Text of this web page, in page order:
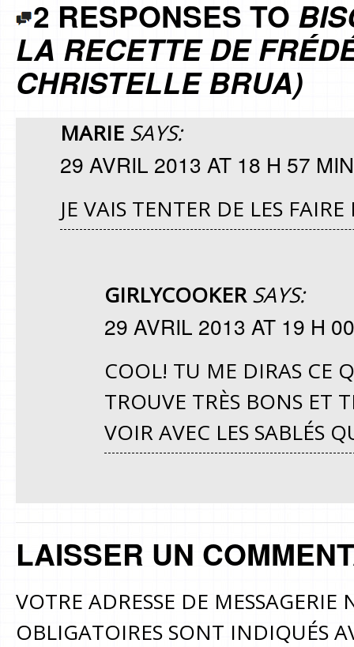
2 RESPONSES TO
LA RECETTE DE
CHRISTELLE BRUA)
MARIE SAYS:
29 AVRIL 2013 AT 18 H 57 MIN
JE VAIS TENTER DE LES
GIRLYCOOKER SAYS:
29 AVRIL 2013 AT 19 H
COOL! TU ME DIRAS CE
TROUVE TRÈS BONS ET
VOIR AVEC LES SABLÉS
LAISSER UN
VOTRE ADRESSE DE MESSAGERIE
OBLIGATOIRES SONT INDIQUÉS